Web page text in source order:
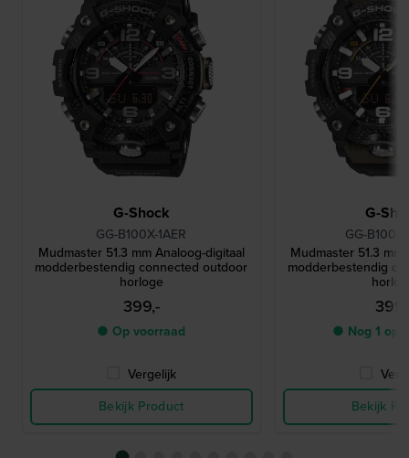
G-Shock
GG-B100X-1AER
Mudmaster 51.3 mm Analoog-digitaal
modderbestendig connected outdoor
horloge
399,-
● Op voorraad
Vergelijk
Bekijk Product
G-
GG-
Mudmaster 51.3
modderbestendig
● Nog 1 op
Bekijk